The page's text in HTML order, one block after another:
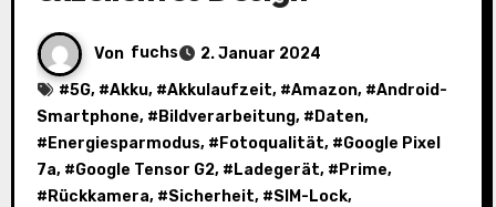
Von fuchs
2. Januar 2024
#5G, #Akku, #Akkulaufzeit, #Amazon, #Android-
Smartphone, # Bildverarbeitung, # Daten,
# Energiesparmodus, # Fotoqualität, #Google Pixel
7a, #Google Tensor G2, # Ladegerät, # Prime,
# Rückkamera, #Sicherheit, #SIM-Lock,